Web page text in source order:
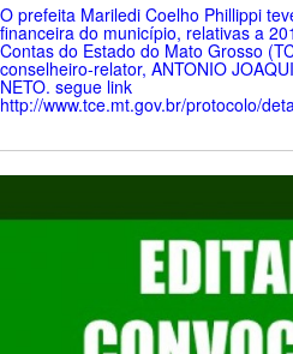
O prefeita Mariledi Coelho Phillippi
financeira do município, relativas a
Contas do Estado do Mato Grosso
conselheiro-relator, ANTONIO
NETO. segue link
http://www.tce.mt.gov.br/protocolo/